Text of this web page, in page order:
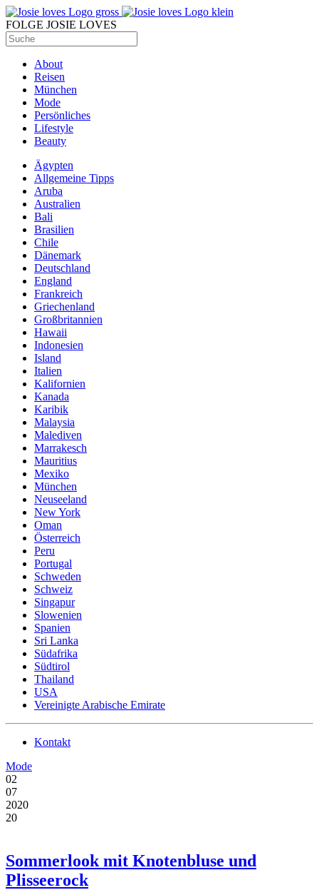
FOLGE JOSIE LOVES
About
Reisen
München
Mode
Persönliches
Lifestyle
Beauty
Ägypten
Allgemeine Tipps
Aruba
Australien
Bali
Brasilien
Chile
Dänemark
Deutschland
England
Frankreich
Griechenland
Großbritannien
Hawaii
Indonesien
Island
Italien
Kalifornien
Kanada
Karibik
Malaysia
Malediven
Marrakesch
Mauritius
Mexiko
München
Neuseeland
New York
Oman
Österreich
Peru
Portugal
Schweden
Schweiz
Singapur
Slowenien
Spanien
Sri Lanka
Südafrika
Südtirol
Thailand
USA
Vereinigte Arabische Emirate
Kontakt
Mode
02
07
2020
20
Sommerlook mit Knotenbluse und
Plisseerock